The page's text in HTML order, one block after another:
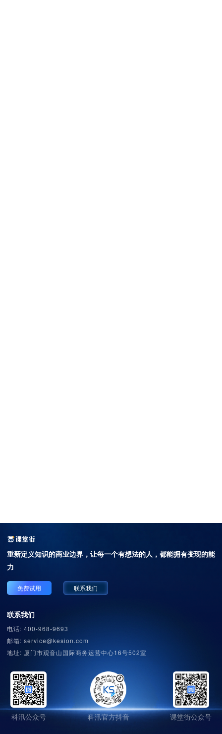
重新定义知识的商业边界， 让每一个有想法的人，都能拥有变现的能
力
免费试用 联系我们
联系我们
电话: 400-968-9693
邮箱: service@kesion.com
地址: 厦门市观音山国际商务运营中心16号502室
科汛公众号 科汛官方抖音 课堂街公众号